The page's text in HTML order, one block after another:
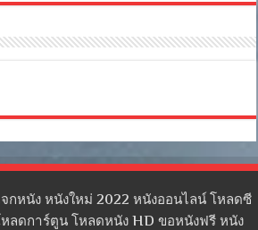
กหนัง หนังใหม่ 2022 หนังออนไลน์ โหลดซี
ลดการ์ตูน โหลดหนัง HD ขอหนังฟรี หนัง